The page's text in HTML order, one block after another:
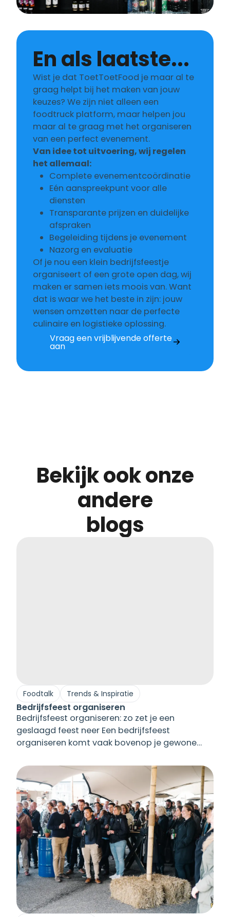
En als laatste...
Wist je dat ToetToetFood je maar al te
graag helpt bij het maken van jouw
keuzes? We zijn niet alleen een
foodtruck platform, maar helpen jou
maar al te graag met het organiseren
van een perfect evenement.
Van idee tot uitvoering, wij regelen
het allemaal:
Complete evenementcoördinatie
Eén aanspreekpunt voor alle
diensten
Transparante prijzen en duidelijke
afspraken
Begeleiding tijdens je evenement
Nazorg en evaluatie
Of je nou een klein bedrijfsfeestje
organiseert of een grote open dag, wij
maken er samen iets moois van. Want
dat is waar we het beste in zijn: jouw
wensen omzetten naar de perfecte
culinaire en logistieke oplossing.
Vraag een vrijblijvende offerte
aan
Bekijk ook onze
andere
blogs
Foodtalk Trends & Inspiratie
Bedrijfsfeest organiseren
Bedrijfsfeest organiseren: zo zet je een
geslaagd feest neer Een bedrijfsfeest
organiseren komt vaak bovenop je gewone
lopen we stap voor stap door de keuzes die
ertoe doen: de locatie, het programma, het
eten en het budget. Geschreven voor HR- en
officemanagers en eventcoördinatoren
[&hellip;]